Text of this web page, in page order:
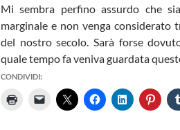
Mi sembra perfino assurdo che
marginale e non venga
del nostro secolo. Sarà forse
quale tempo fa veniva guardata
CONDIVIDI: